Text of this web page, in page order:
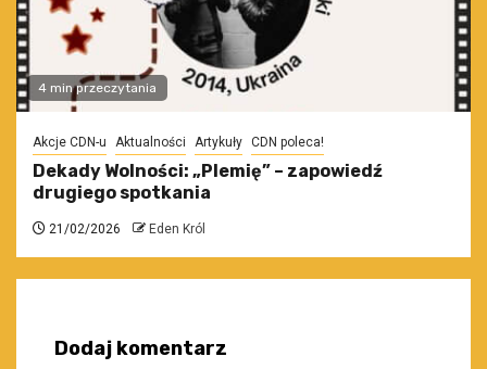
4 min przeczytania
Akcje CDN-u Aktualności Artykuły CDN poleca!
Dekady Wolności: „Plemię” – zapowiedź
drugiego spotkania
21/02/2026 Eden Król
Dodaj komentarz